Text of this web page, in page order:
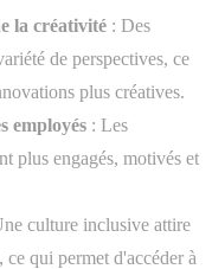
la créativité : Des
de perspectives, ce
plus créatives.
employés : Les
plus engagés, motivés et
culture inclusive attire
qui permet d'accéder à